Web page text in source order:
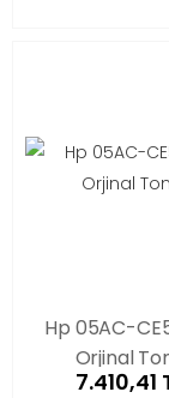
Hp 05AC-
Orjinal
7.410,41